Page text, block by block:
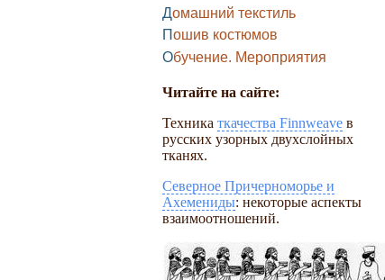
Домашний текстиль
Пошив костюмов
Обучение. Мероприятия
Читайте на сайте:
Техника ткачества Finnweave в
русских узорных двухслойных
тканях.
Северное Причерноморье и
Ахемениды: некоторые аспекты
взаимоотношений.